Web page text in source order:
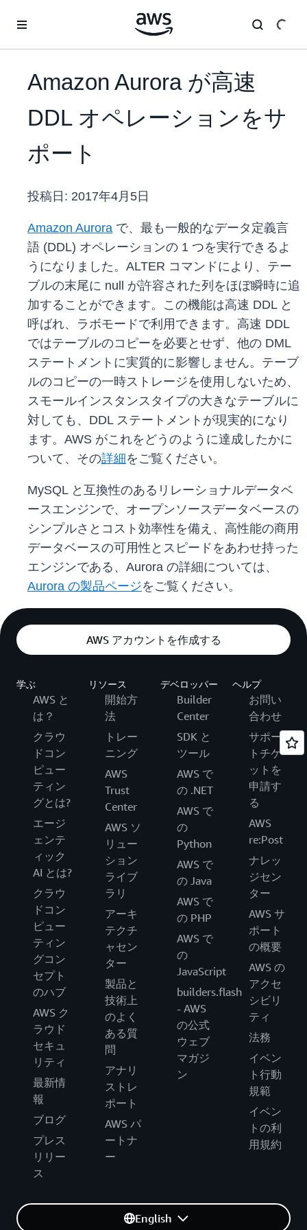
Amazon Aurora が高速
DDL オペレーションをサ
ポート
投稿日: 2017年4月5日
Amazon Aurora で、最も一般的なデータ定義言
語 (DDL) オペレーションの 1 つを実行できるよ
うになりました。ALTER コマンドにより、テー
ブルの末尾に null が許容された列をほぼ瞬時に追
加することができます。この機能は高速 DDL と
呼ばれ、ラボモードで利用できます。高速 DDL
ではテーブルのコピーを必要とせず、他の DML
ステートメントに実質的に影響しません。テーブ
ルのコピーの一時ストレージを使用しないため、
スモールインスタンスタイプの大きなテーブルに
対しても、DDL ステートメントが現実的になり
ます。AWS がこれをどうのように達成したかに
ついて、その詳細をご覧ください。
MySQL と互換性のあるリレーショナルデータベ
ースエンジンで、オープンソースデータベースの
シンプルさとコスト効率性を備え、高性能の商用
データベースの可用性とスピードをあわせ持った
エンジンである、Aurora の詳細については、
Aurora の製品ページをご覧ください。
AWS アカウントを作成する
学ぶ
AWS と
は？
クラウ
ドコン
ピュー
ティン
グとは?
エージ
ェンテ
ィック
AI とは?
クラウ
ドコン
ピュー
ティン
グコン
セプト
のハブ
AWS ク
ラウド
セキュ
リティ
最新情
報
ブログ
プレス
リリー
ス
リソース
開始方
法
トレー
ニング
AWS
Trust
Center
AWS ソ
リュー
ション
ライブ
ラリ
アーキ
テクチ
ャセン
ター
製品と
技術上
のよく
ある質
問
アナリ
ストレ
ポート
AWS パ
ートナ
ー
デベロッパー
Builder
Center
SDK と
ツール
AWS で
の .NET
AWS で
の
Python
AWS で
の Java
AWS で
の PHP
AWS で
の
JavaScript
builders.flash
- AWS
の公式
ウェブ
マガジ
ン
ヘルプ
お問い
合わせ
サポー
トチケ
ットを
申請す
る
AWS
re:Post
ナレッ
ジセン
ター
AWS サ
ポート
の概要
AWS の
アクセ
シビリ
ティ
法務
イベン
ト行動
規範
イベン
トの利
用規約
English